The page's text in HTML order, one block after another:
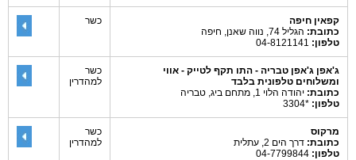
קפאין חיפה
כתובת: הגליל 74, נווה שאנן, חיפה
טלפון:
כשר
ג'אפן ג'אפן טבריה - התו תקף לטייק - אווי
ומשלוחים טלפונית בלבד
כתובת: יהודה הלוי 1, מתחם ביג, טבריה
טלפון: *3304
כשר
למהדרין
מרקוס
כתובת: דרך הים 2, עתלית
טלפון:
כשר
למהדרין